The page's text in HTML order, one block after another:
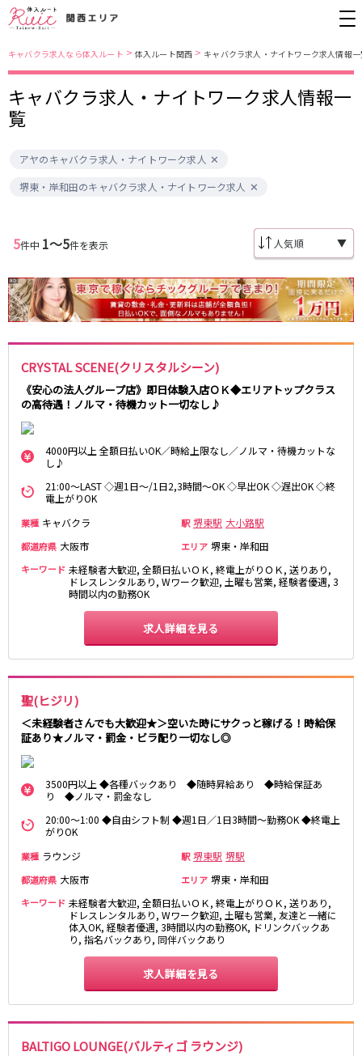
キャバクラ求人なら体入ルート > 体入ルート関西 > キャバクラ求人・ナイトワーク求人情報
キャバクラ求人・ナイトワーク求人情報一
覧
アヤのキャバクラ求人・ナイトワーク求人
堺東・岸和田のキャバクラ求人・ナイトワーク求人
5件中 1〜5件を表示 ▼
CRYSTAL SCENE(クリスタルシーン)
《安心の法人グループ店》即日体験入店ＯＫ◆エリアトップクラス
の高待遇！ノルマ・待機カット一切なし♪
4000円以上 全額日払いOK／時給上限なし／ノルマ・待機カットな
し♪
21:00～LAST ◇週1日～/1日2,3時間～OK ◇早出OK ◇遅出OK ◇終
電上がりOK
業種 キャバクラ 駅 堺東駅 大小路駅
都道府県 大阪市 エリア 堺東・岸和田
キーワード 未経験者大歓迎, 全額日払いＯＫ, 終電上がりＯＫ, 送りあり,
ドレスレンタルあり, Wワーク歓迎, 土曜も営業, 経験者優遇, 3
時間以内の勤務OK
求人詳細を見る
聖(ヒジリ)
＜未経験者さんでも大歓迎★＞空いた時にサクっと稼げる！時給保
証あり★ノルマ・罰金・ビラ配り一切なし◎
3500円以上 ◆各種バックあり ◆随時昇給あり ◆時給保証あ
り ◆ノルマ・罰金なし
20:00～1:00 ◆自由シフト制 ◆週1日／1日3時間～勤務OK ◆終電上
がりOK
業種 ラウンジ 駅 堺東駅 堺駅
都道府県 大阪市 エリア 堺東・岸和田
キーワード 未経験者大歓迎, 全額日払いＯＫ, 終電上がりＯＫ, 送りあり,
ドレスレンタルあり, Wワーク歓迎, 土曜も営業, 友達と一緒に
体入OK, 経験者優遇, 3時間以内の勤務OK, ドリンクバックあ
り, 指名バックあり, 同伴バックあり
求人詳細を見る
BALTIGO LOUNGE(バルティゴ ラウンジ)
大阪市
京橋
キタ
堺東・岸和田
天満
布施・八尾
兵庫県
姫路
加古川・東加古川・明石
京都市
奈良
奈良市
橿原市
中和
滋賀県
草津
長浜
大津・南部
和歌山市
該当求人 0 件 選択した内容で設定
JR東西線
尼崎駅
新福島駅
茨木駅
JR東海道本線(神戸線)(大阪～神戸)
三ノ宮駅
大阪駅
さくら夙川駅
大宮駅
京都河原町駅
梅田駅
南方駅
高槻市駅
上新庄駅
JR奈良線
奈良駅 ＪＲ小倉駅
京阪本線
祇園四条駅
京橋駅
三条駅
香里園駅
枚方市駅
守口市駅
Osaka Metro御堂筋線
江坂駅
淀屋橋駅
JR紀勢本線(きのくに線)(新宮～和歌山)
和歌山駅
わかやま電鉄貴志川線
和歌山駅
JR東海道本線(琵琶湖線)(米原～京都)
石山駅